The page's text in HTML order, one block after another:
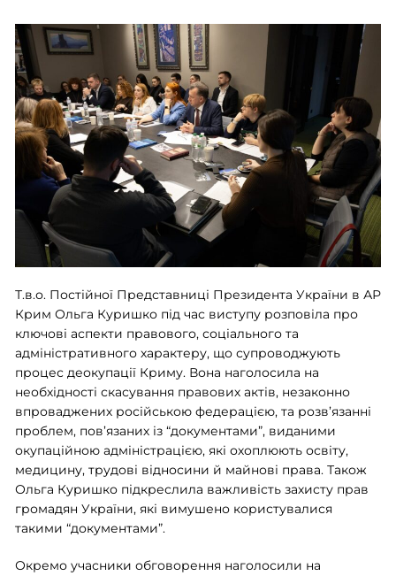
Т.в.о. Постійної Представниці Президента України в АР
Крим Ольга Куришко під час виступу розповіла про
ключові аспекти правового, соціального та
адміністративного характеру, що супроводжують
процес деокупації Криму. Вона наголосила на
необхідності скасування правових актів, незаконно
впроваджених російською федерацією, та розв’язанні
проблем, пов’язаних із “документами”, виданими
окупаційною адміністрацією, які охоплюють освіту,
медицину, трудові відносини й майнові права. Також
Ольга Куришко підкреслила важливість захисту прав
громадян України, які вимушено користувалися
такими “документами”.
Окремо учасники обговорення наголосили на